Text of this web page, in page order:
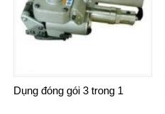
Dụng đóng gói 3 trong 1